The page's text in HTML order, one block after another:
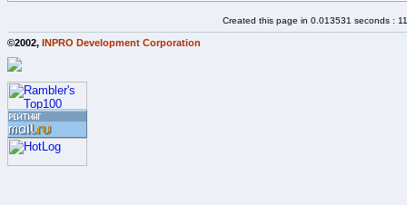
Created this page in 0.013531 seconds :
©2002, INPRO Development Corporation